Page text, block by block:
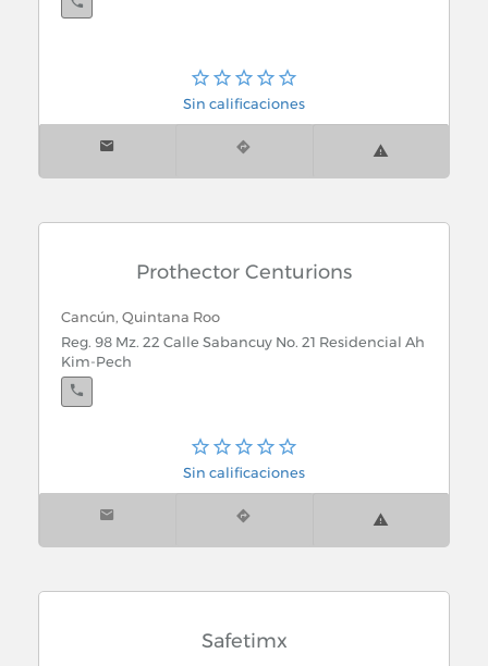
Sin calificaciones
Prothector Centurions
Cancún, Quintana Roo
Reg. 98 Mz. 22 Calle Sabancuy No. 21 Residencial Ah
Kim-Pech
Sin calificaciones
Safetimx